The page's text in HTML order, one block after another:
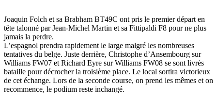
Joaquin Folch et sa Brabham BT49C ont pris le premier départ en
tête talonné par Jean-Michel Martin et sa Fittipaldi F8 pour ne plus
jamais la perdre.
L’espagnol prendra rapidement le large malgré les nombreuses
tentatives du belge. Juste derrière, Christophe d’Ansembourg sur
Williams FW07 et Richard Eyre sur Williams FW08 se sont livrés
bataille pour décrocher la troisième place. Le local sortira victorieux
de cet échange. Lors de la seconde course, on prend les mêmes et on
recommence, le podium reste inchangé.